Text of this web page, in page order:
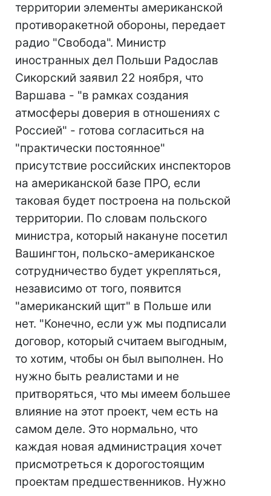
территории элементы американской
противоракетной обороны, передает
радио "Свобода". Министр
иностранных дел Польши Радослав
Сикорский заявил 22 ноября, что
Варшава - "в рамках создания
атмосферы доверия в отношениях с
Россией" - готова согласиться на
"практически постоянное"
присутствие российских инспекторов
на американской базе ПРО, если
таковая будет построена на польской
территории. По словам польского
министра, который накануне посетил
Вашингтон, польско-американское
сотрудничество будет укрепляться,
независимо от того, появится
"американский щит" в Польше или
нет. "Конечно, если уж мы подписали
договор, который считаем выгодным,
то хотим, чтобы он был выполнен. Но
нужно быть реалистами и не
притворяться, что мы имеем большее
влияние на этот проект, чем есть на
самом деле. Это нормально, что
каждая новая администрация хочет
присмотреться к дорогостоящим
проектам предшественников. Нужно